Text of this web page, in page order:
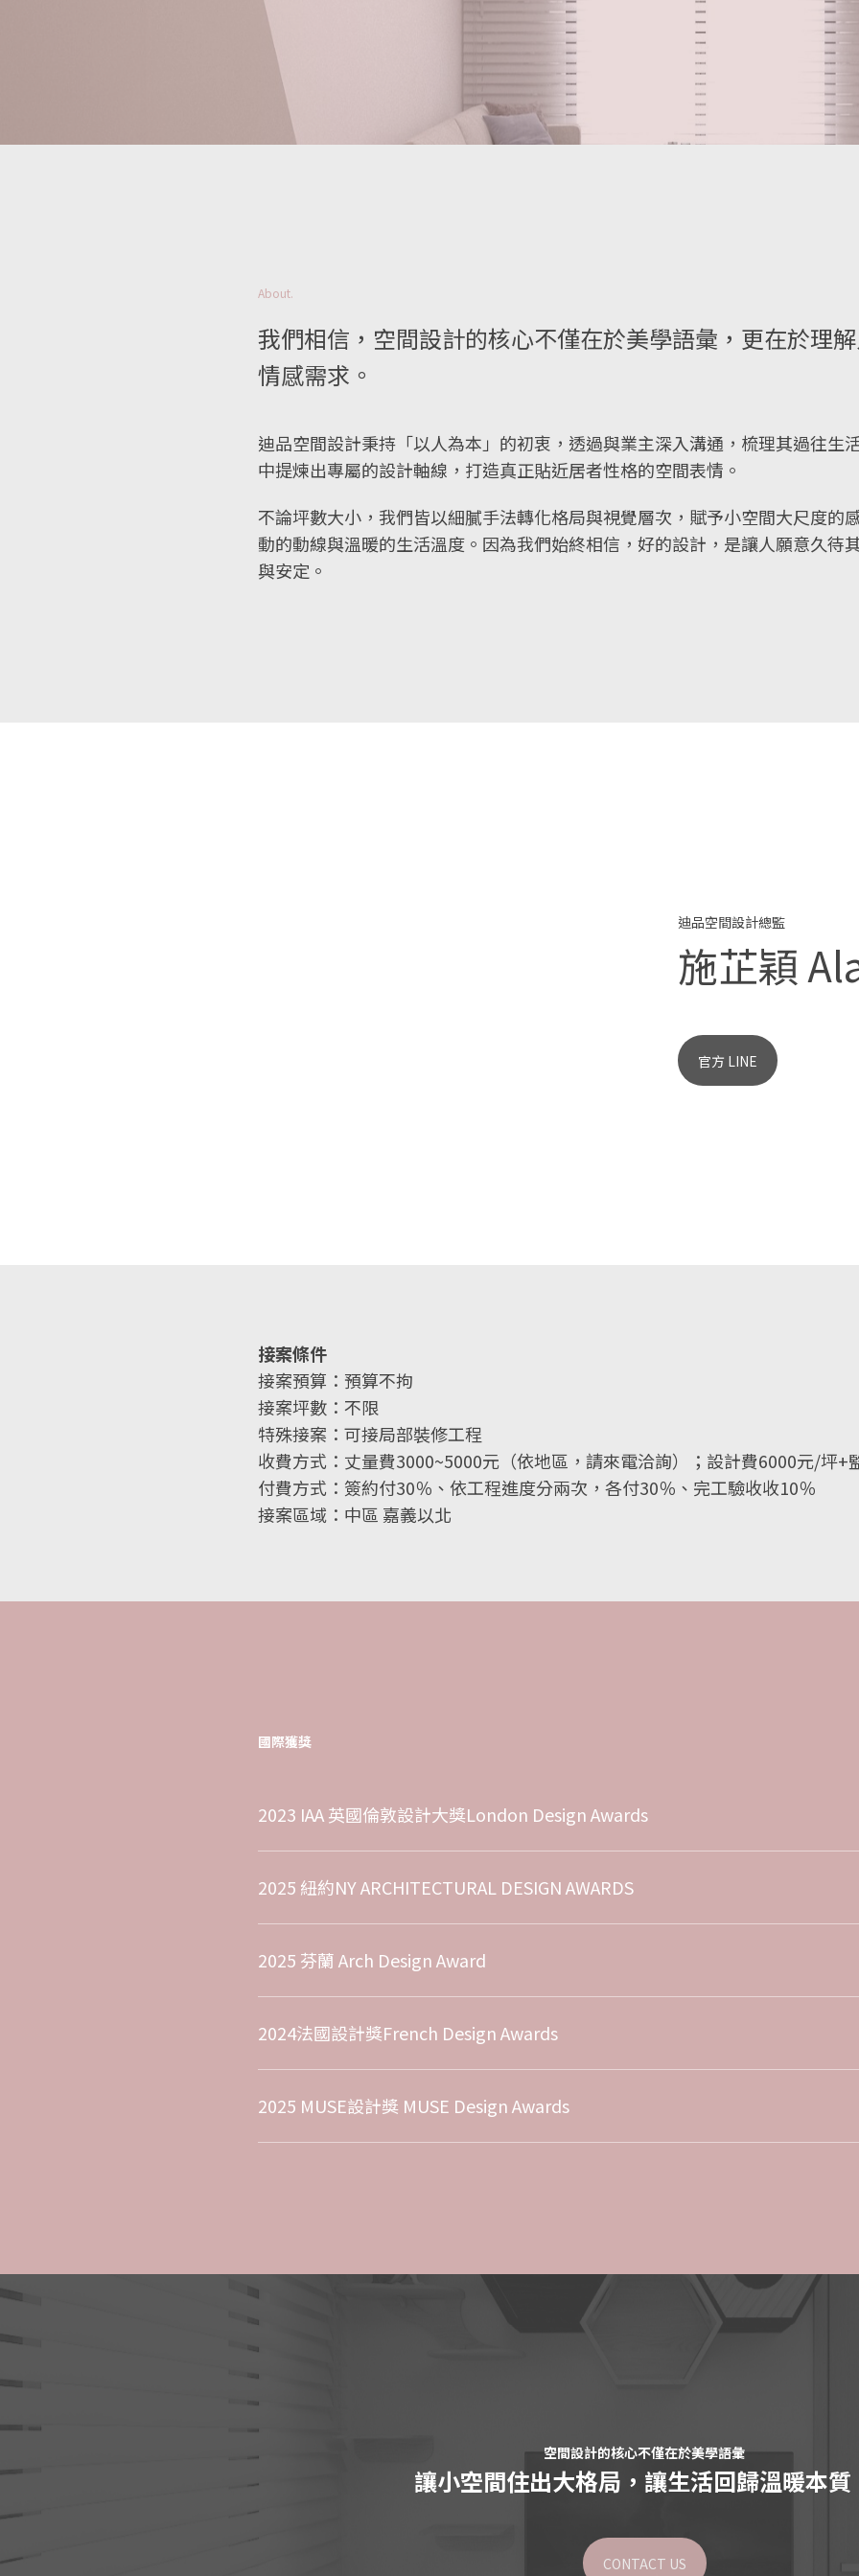
About.
我們相信，空間設計的核心不僅在於美學語彙，更在於理
情感需求。
迪品空間設計秉持「以人為本」的初衷，透過與業主深入溝通，梳理其過往生
中提煉出專屬的設計軸線，打造真正貼近居者性格的空間表情。
不論坪數大小，我們皆以細膩手法轉化格局與視覺層次，賦予小空間大尺度的
動的動線與溫暖的生活溫度。因為我們始終相信，好的設計，是讓人願意久待
與安定。
迪品空間設計總監
施芷穎
官方 LINE
接案條件
接案預算：預算不拘
接案坪數：不限
特殊接案：可接局部裝修工程
收費方式：丈量費3000~5000元（依地區，請來電洽詢）；設計費6000元/坪+
付費方式：簽約付30％、依工程進度分兩次，各付30％、完工驗收收10％
接案區域：中區 嘉義以北
國際獲獎
2023 IAA 英國倫敦設計大獎London Design Awards
2025 紐約NY ARCHITECTURAL DESIGN AWARDS
2025 芬蘭 Arch Design Award
2024法國設計獎French Design Awards
2025 MUSE設計獎 MUSE Design Awards
空間設計的核心不僅在於美學語彙
讓小空間住出大格局，讓生活回歸溫暖本質
CONTACT US